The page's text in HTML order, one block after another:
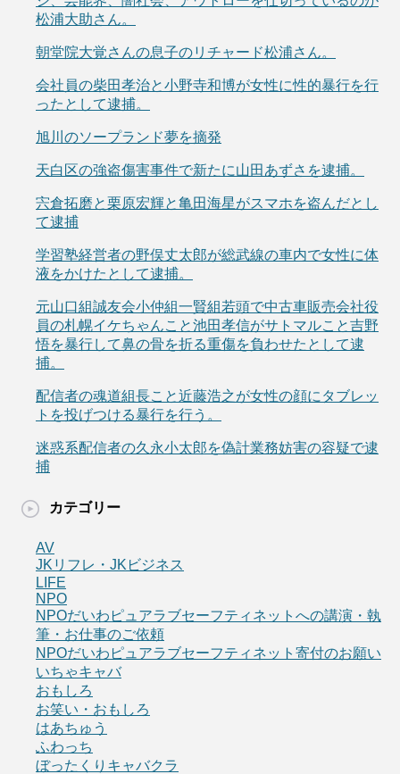
松浦大助さん。
朝堂院大覚さんの息子のリチャード松浦さん。
会社員の柴田孝治と小野寺和博が女性に性的暴行を行
ったとして逮捕。
旭川のソープランド夢を摘発
天白区の強盗傷害事件で新たに山田あずさを逮捕。
宍倉拓磨と栗原宏輝と亀田海星がスマホを盗んだとし
て逮捕
学習塾経営者の野俣丈太郎が総武線の車内で女性に体
液をかけたとして逮捕。
元山口組誠友会小仲組一賢組若頭で中古車販売会社役
員の札幌イケちゃんこと池田孝信がサトマルこと吉野
悟を暴行して鼻の骨を折る重傷を負わせたとして逮
捕。
配信者の魂道組長こと近藤浩之が女性の顔にタブレッ
トを投げつける暴行を行う。
迷惑系配信者の久永小太郎を偽計業務妨害の容疑で逮
捕
カテゴリー
AV
JKリフレ・JKビジネス
LIFE
NPO
NPOだいわピュアラブセーフティネットへの講演・執
筆・お仕事のご依頼
NPOだいわピュアラブセーフティネット寄付のお願い
いちゃキャバ
おもしろ
お笑い・おもしろ
はあちゅう
ふわっち
ぼったくりキャバクラ